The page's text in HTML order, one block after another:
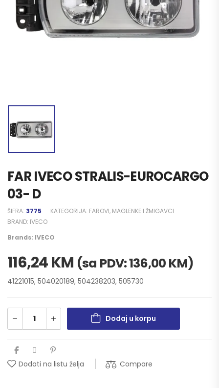
FAR IVECO STRALIS-EUROCARGO
03- D
ŠIFRA: 3775 KATEGORIJA: FAROVI, MAGLENKE I ŽMIGAVCI
BRAND: IVECO
Brands: IVECO
116,24KM (sa PDV:136,00 KM)
41221015, 504020189, 504238203, 505730
Dodaj u korpu
Dodati na listu želja Compare